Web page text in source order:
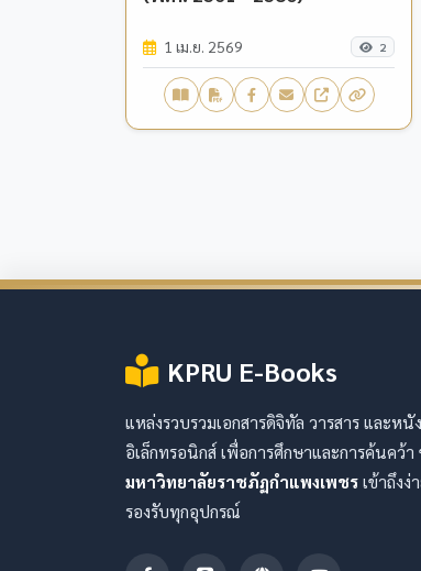
1 เม.ย. 2569 2
KPRU E-Books
แหล่งรวบรวมเอกสารดิจิทัล วารสาร และหนั
อิเล็กทรอนิกส์ เพื่อการศึกษาและการค้นคว้า
มหาวิทยาลัยราชภัฏกำแพงเพชร เข้าถึงง่
รองรับทุกอุปกรณ์